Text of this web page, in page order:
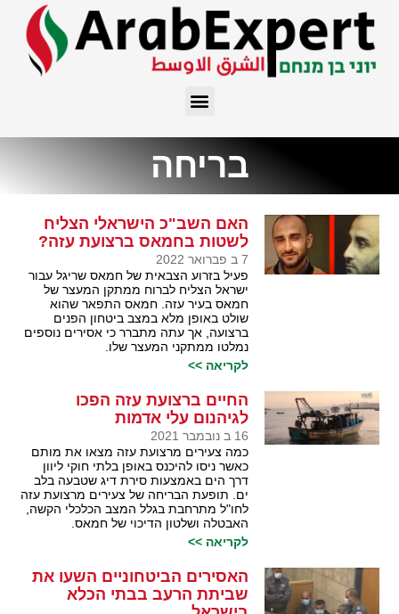
בריחה
האם השב"כ הישראלי הצליח
לשטות בחמאס ברצועת עזה?
7 ב פברואר 2022
פעיל בזרוע הצבאית של חמאס שריגל עבור
ישראל הצליח לברוח ממתקן המעצר של
חמאס בעיר עזה. חמאס התפאר שהוא
שולט באופן מלא במצב ביטחון הפנים
ברצועה, אך עתה מתברר כי אסירים נוספים
נמלטו ממתקני המעצר שלו.
לקריאה >>
החיים ברצועת עזה הפכו
לגיהנום עלי אדמות
16 ב נובמבר 2021
כמה צעירים מרצועת עזה מצאו את מותם
כאשר ניסו להיכנס באופן בלתי חוקי ליוון
דרך הים באמצעות סירת דיג שטבעה בלב
ים. תופעת הבריחה של צעירים מרצועת עזה
לחו"ל מתרחבת בגלל המצב הכלכלי הקשה,
האבטלה ושלטון הדיכוי של חמאס.
לקריאה >>
האסירים הביטחוניים השעו את
שביתת הרעב בבתי הכלא